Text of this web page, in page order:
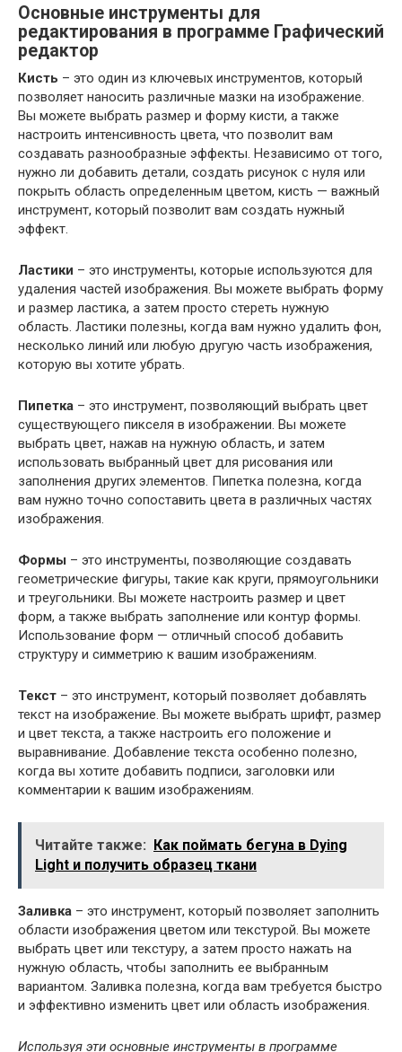
Основные инструменты для
редактирования в программе Графический
редактор
Кисть – это один из ключевых инструментов, который
позволяет наносить различные мазки на изображение.
Вы можете выбрать размер и форму кисти, а также
настроить интенсивность цвета, что позволит вам
создавать разнообразные эффекты. Независимо от того,
нужно ли добавить детали, создать рисунок с нуля или
покрыть область определенным цветом, кисть — важный
инструмент, который позволит вам создать нужный
эффект.
Ластики – это инструменты, которые используются для
удаления частей изображения. Вы можете выбрать форму
и размер ластика, а затем просто стереть нужную
область. Ластики полезны, когда вам нужно удалить фон,
несколько линий или любую другую часть изображения,
которую вы хотите убрать.
Пипетка – это инструмент, позволяющий выбрать цвет
существующего пикселя в изображении. Вы можете
выбрать цвет, нажав на нужную область, и затем
использовать выбранный цвет для рисования или
заполнения других элементов. Пипетка полезна, когда
вам нужно точно сопоставить цвета в различных частях
изображения.
Формы – это инструменты, позволяющие создавать
геометрические фигуры, такие как круги, прямоугольники
и треугольники. Вы можете настроить размер и цвет
форм, а также выбрать заполнение или контур формы.
Использование форм — отличный способ добавить
структуру и симметрию к вашим изображениям.
Текст – это инструмент, который позволяет добавлять
текст на изображение. Вы можете выбрать шрифт, размер
и цвет текста, а также настроить его положение и
выравнивание. Добавление текста особенно полезно,
когда вы хотите добавить подписи, заголовки или
комментарии к вашим изображениям.
Читайте также: Как поймать бегуна в Dying
Light и получить образец ткани
Заливка – это инструмент, который позволяет заполнить
области изображения цветом или текстурой. Вы можете
выбрать цвет или текстуру, а затем просто нажать на
нужную область, чтобы заполнить ее выбранным
вариантом. Заливка полезна, когда вам требуется быстро
и эффективно изменить цвет или область изображения.
Используя эти основные инструменты в программе